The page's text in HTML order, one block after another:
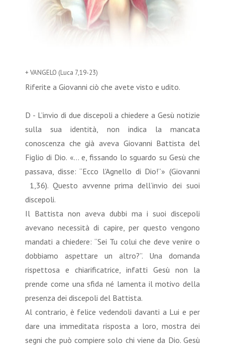
+ VANGELO (Luca 7,19-23)
Riferite a Giovanni ciò che avete visto e udito.
D - L’invio di due discepoli a chiedere a Gesù notizie
sulla sua identità, non indica la mancata
conoscenza che già aveva Giovanni Battista del
Figlio di Dio. «… e, fissando lo sguardo su Gesù che
passava, disse: “Ecco l'Agnello di Dio!”» (Giovanni
1,36). Questo avvenne prima dell’invio dei suoi
discepoli.
Il Battista non aveva dubbi ma i suoi discepoli
avevano necessità di capire, per questo vengono
mandati a chiedere: “Sei Tu colui che deve venire o
dobbiamo aspettare un altro?”. Una domanda
rispettosa e chiarificatrice, infatti Gesù non la
prende come una sfida né lamenta il motivo della
presenza dei discepoli del Battista.
Al contrario, è felice vedendoli davanti a Lui e per
dare una immeditata risposta a loro, mostra dei
segni che può compiere solo chi viene da Dio. Gesù